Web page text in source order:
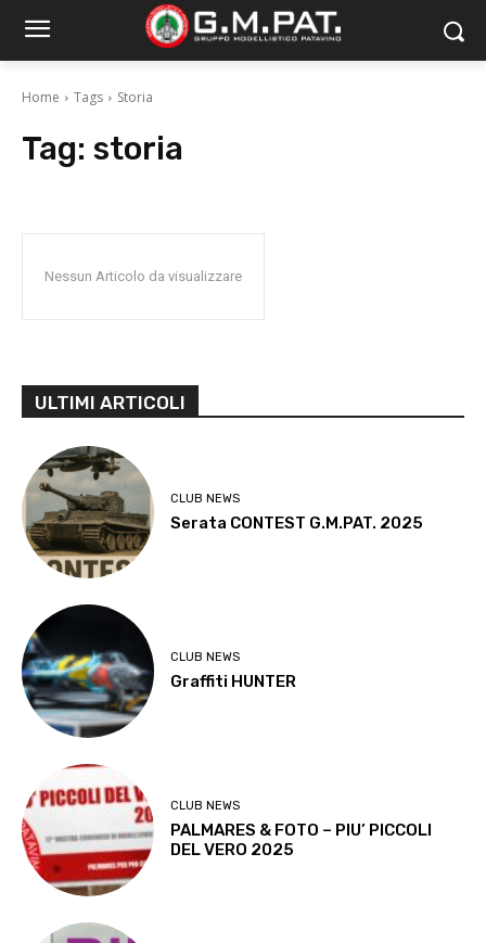
Home Tags Storia
Tag: storia
Nessun Articolo da visualizzare
ULTIMI ARTICOLI
CLUB NEWS
Serata CONTEST G.M.PAT. 2025
CLUB NEWS
Graffiti HUNTER
CLUB NEWS
PALMARES & FOTO – PIU’ PICCOLI
DEL VERO 2025